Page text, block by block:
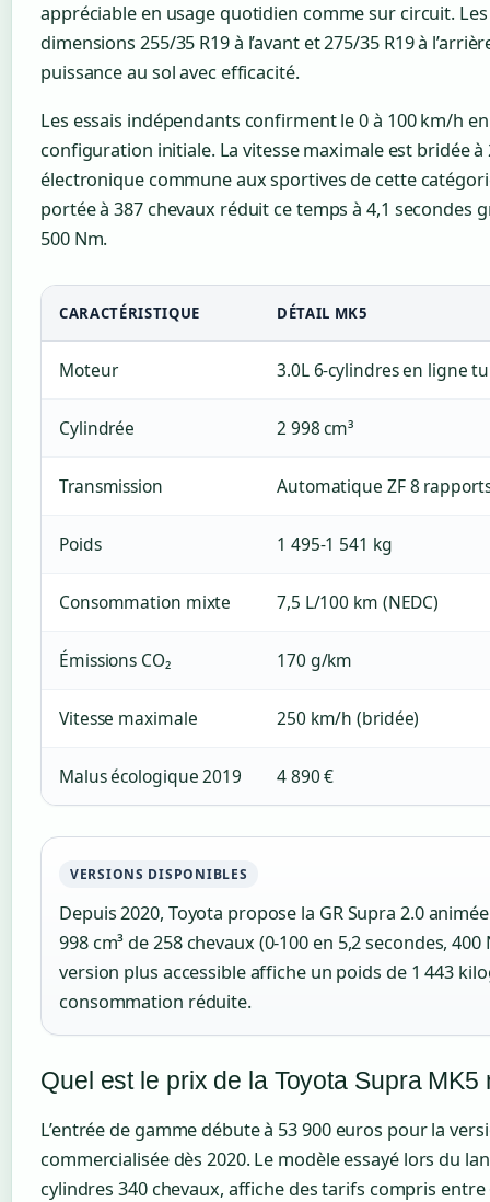
appréciable en usage quotidien comme sur circuit.
dimensions 255/35 R19 à l’avant et 275/35 R19 à
puissance au sol avec efficacité.
Les essais indépendants confirment le 0 à 100 km/h
configuration initiale. La vitesse maximale est bridée
électronique commune aux sportives de cette
portée à 387 chevaux réduit ce temps à 4,1 secondes
500 Nm.
CARACTÉRISTIQUE DÉTAIL MK5
Moteur 3.0L 6-cylindres en ligne
Cylindrée 2 998 cm³
Transmission Automatique ZF 8
Poids 1 495-1 541 kg
Consommation mixte 7,5 L/100 km (NEDC)
Émissions CO₂ 170 g/km
Vitesse maximale 250 km/h (bridée)
Malus écologique 2019 4 890 €
VERSIONS DISPONIBLES
Depuis 2020, Toyota propose la GR Supra 2.0
998 cm³ de 258 chevaux (0-100 en 5,2 secondes,
version plus accessible affiche un poids de 1 443
consommation réduite.
Quel est le prix de la Toyota Supra MK5
L’entrée de gamme débute à 53 900 euros pour la
commercialisée dès 2020. Le modèle essayé lors du
cylindres 340 chevaux, affiche des tarifs compris entre